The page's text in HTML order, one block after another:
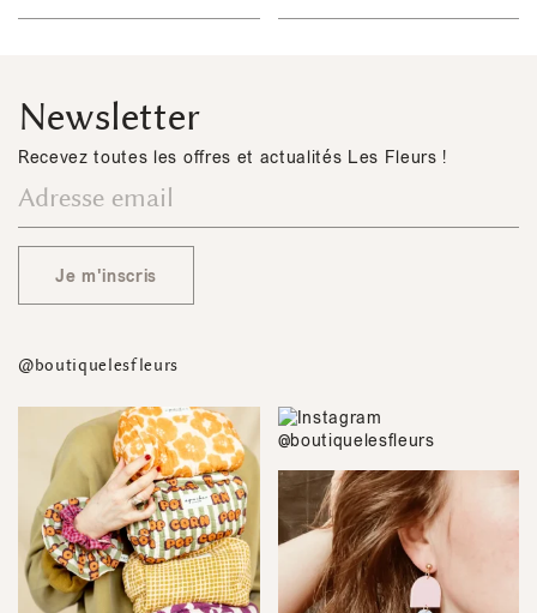
Newsletter
Recevez toutes les offres et actualités Les Fleurs !
Je m'inscris
@boutiquelesfleurs